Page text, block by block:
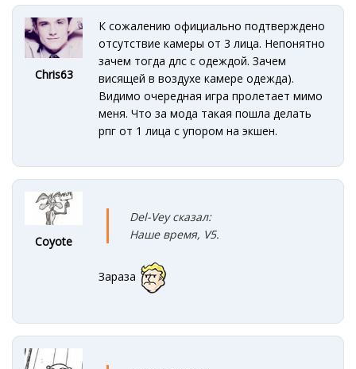
Chris63
К сожалению официально подтверждено
отсутствие камеры от 3 лица. Непонятно
зачем тогда длс с одеждой. Зачем
висящей в воздухе камере одежда).
Видимо очередная игра пролетает мимо
меня. Что за мода такая пошла делать
рпг от 1 лица с упором на экшен.
Coyote
Del-Vey сказал:
Наше время, V5.
Зараза